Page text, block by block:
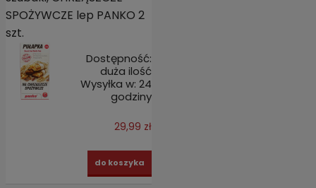
SPOŻYWCZE lep PANKO 2
szt.
Dostępność:
duża ilość
Wysyłka w: 24
godziny
29,99 zł
do koszyka